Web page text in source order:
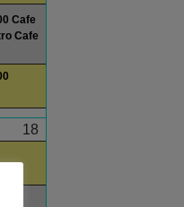
Cafe
Cafe
18